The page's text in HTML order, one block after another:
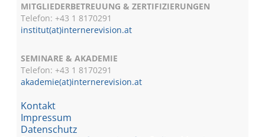
MITGLIEDERBETREUUNG & ZERTIFIZIERUNGEN
Telefon: +43 1 8170291
institut(at)internerevision.at
SEMINARE & AKADEMIE
Telefon: +43 18170291
akademie(at)internerevision.at
Kontakt
Impressum
Datenschutz